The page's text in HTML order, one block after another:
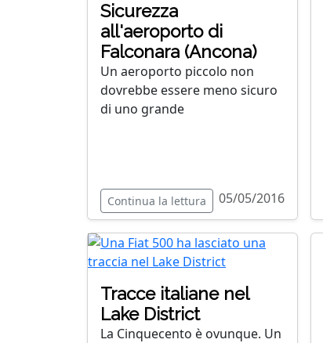
Sicurezza
all'aeroporto di
Falconara (Ancona)
Un aeroporto piccolo non
dovrebbe essere meno sicuro
di uno grande
Continua la lettura 05/05/2016
Tracce italiane nel
Lake District
La Cinquecento è ovunque. Un